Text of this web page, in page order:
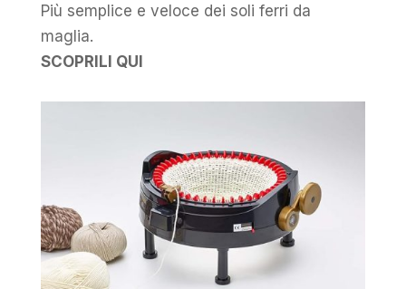
Più semplice e veloce dei soli ferri da
maglia.
SCOPRILI QUI